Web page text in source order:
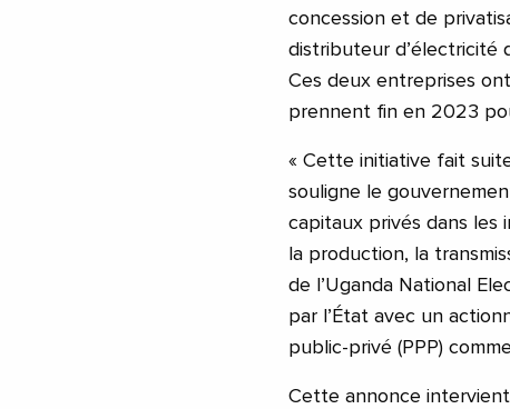
concession et de
distributeur d’électricité
Ces deux entreprises
prennent fin en 2023
« Cette initiative fait
souligne le
capitaux privés dans les
la production, la
de l’Uganda National
par l’État avec un
public-privé (PPP)
Cette annonce intervient